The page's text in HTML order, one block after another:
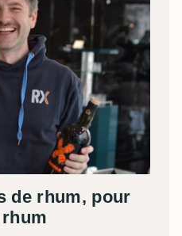
de rhum, pour